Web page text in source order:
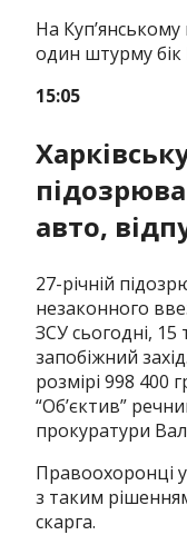
На Куп’янському
один штурму бік
15:05
авто,
27-річній
незаконного
ЗСУ сьогодні, 15
запобіжний
розмірі 998 400
“Об’єктив”
прокуратури
Правоохоронці
з таким
скарга.